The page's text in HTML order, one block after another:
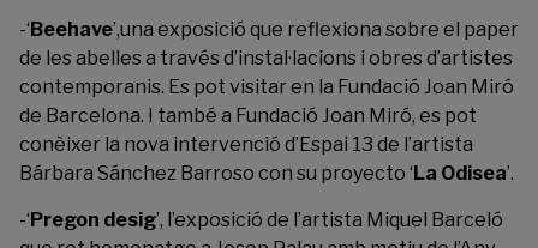
-‘Beehave’,una exposició que reflexiona sobre el paper
de les abelles a través d’instal·lacions i obres d’artistes
contemporanis. Es pot visitar en la Fundació Joan Miró
de Barcelona. I també a Fundació Joan Miró, es pot
conèixer la nova intervenció d’Espai 13 de l’artista
Bárbara Sánchez Barroso con su proyecto ‘La Odisea’.
-‘Pregon desig’, l’exposició de l’artista Miquel Barceló